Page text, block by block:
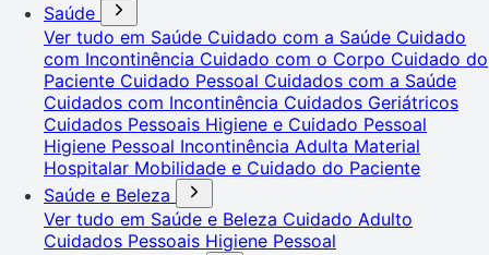
Saúde
Ver tudo em Saúde Cuidado com a Saúde Cuidado
com Incontinência Cuidado com o Corpo Cuidado do
Paciente Cuidado Pessoal Cuidados com a Saúde
Cuidados com Incontinência Cuidados Geriátricos
Cuidados Pessoais Higiene e Cuidado Pessoal
Higiene Pessoal Incontinência Adulta Material
Hospitalar Mobilidade e Cuidado do Paciente
Saúde e Beleza
Ver tudo em Saúde e Beleza Cuidado Adulto
Cuidados Pessoais Higiene Pessoal